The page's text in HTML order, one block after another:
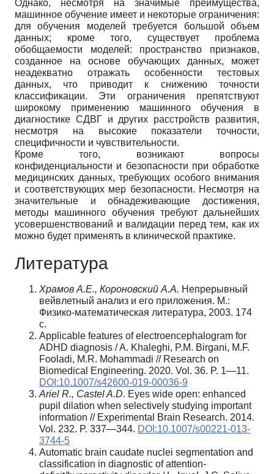
Однако, несмотря на значимые преимущества,
машинное обучение имеет и некоторые ограничения:
для обучения моделей требуется большой объем
данных; кроме того, существует проблема
обобщаемости моделей: пространство признаков,
созданное на основе обучающих данных, может
неадекватно отражать особенности тестовых
данных, что приводит к снижению точности
классификации. Эти ограничения препятствуют
широкому применению машинного обучения в
диагностике СДВГ и других расстройств развития,
несмотря на высокие показатели точности,
специфичности и чувствительности.
Кроме того, возникают вопросы
конфиденциальности и безопасности при обработке
медицинских данных, требующих особого внимания
и соответствующих мер безопасности. Несмотря на
значительные и обнадеживающие достижения,
методы машинного обучения требуют дальнейших
усовершенствований и валидации перед тем, как их
можно будет применять в клинической практике.
Литература
Храмов А.Е., Короновский А.А. Непрерывный
вейвлетный анализ и его приложения. М.:
Физико-математическая литература, 2003. 174
c.
Applicable features of electroencephalogram for
ADHD diagnosis / A. Khaleghi, P.M. Birgani, M.F.
Fooladi, M.R. Mohammadi // Research on
Biomedical Engineering. 2020. Vol. 36. P. 1—11.
DOI:10.1007/s42600-019-00036-9
Ariel R., Castel A.D. Eyes wide open: enhanced
pupil dilation when selectively studying important
information // Experimental Brain Research. 2014.
Vol. 232. P. 337—344. DOI:10.1007/s00221-013-
3744-5
Automatic brain caudate nuclei segmentation and
classification in diagnostic of attention-